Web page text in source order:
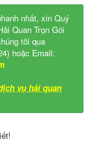
nhất, xin Quý
Quan Trọn Gói
tôi qua
hoặc Email:
vụ hải quan